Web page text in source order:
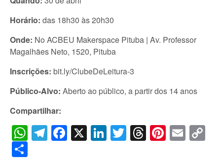
Horário: das 18h30 às 20h30
Onde: No ACBEU Makerspace Pituba | Av. Professor
Magalhães Neto, 1520, Pituba
Inscrições: bit.ly/ClubeDeLeitura-3
Público-Alvo: Aberto ao público, a partir dos 14 anos
Compartilhar:
WhatsApp
Telegram
Facebook
X LinkedIn
Twitter
Threads